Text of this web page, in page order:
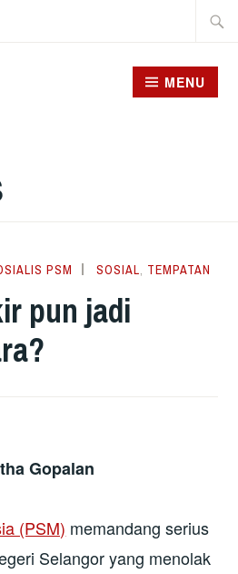
MENU
PSM SOSIAL TEMPATAN
pun jadi
Gopalan
(PSM) memandang serius
Selangor yang menolak